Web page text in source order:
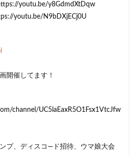
youtu.be/y8GdmdXtDqw
youtu.be/N9bDXjECj0U
開催してます！
channel/UC5laEaxR5O1Fsx1VtcJfw
プ、ディスコ―ド招待、ウマ娘大会